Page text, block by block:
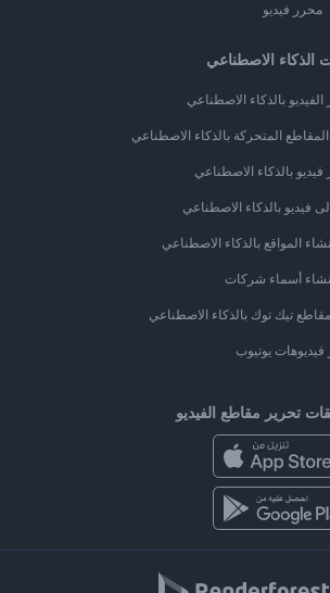
محرر فيديو
الذكاء الاصطناعي
بالذكاء الاصطناعي
المتحركة بالذكاء الاصطناعي
بالذكاء الاصطناعي
فيديو بالذكاء الاصطناعي
المواقع بالذكاء الاصطناعي
إنشاء أسماء شركات
تيك توك بالذكاء الاصطناعي
فيديوهات يوتيوب
تحرير مقاطع الفيديو